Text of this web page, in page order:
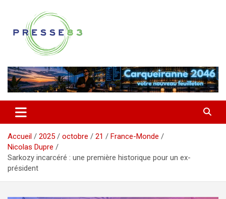
contenu
Presse 83
Accueil 2025 octobre 21
France-Monde
Nicolas Dupre
Sarkozy incarcéré : une première historique pour un ex-
président